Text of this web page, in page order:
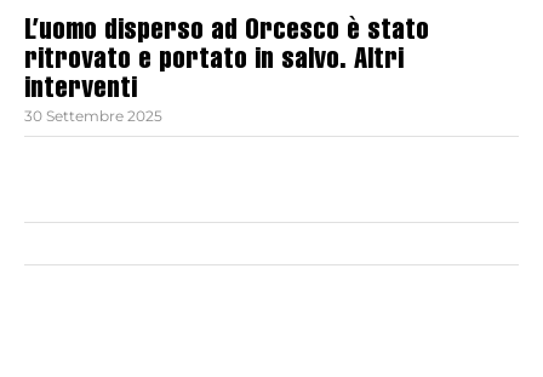
L’uomo disperso ad Orcesco è stato
ritrovato e portato in salvo. Altri
interventi
30 Settembre 2025